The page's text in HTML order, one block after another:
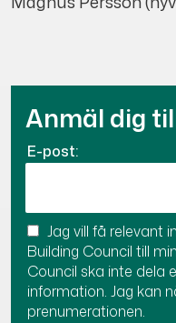
Anmäl dig
E-post:
Jag vill få relevant
Building Council till
Council ska inte dela
information. Jag kan
prenumerationen.